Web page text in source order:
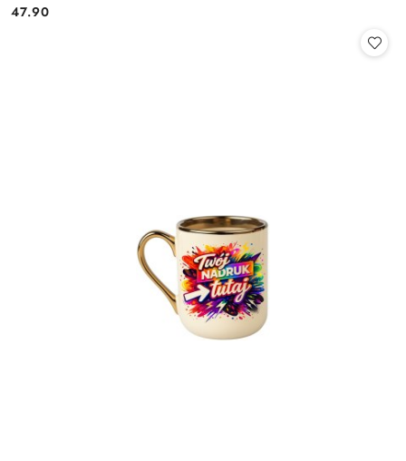
Cena:
47.90